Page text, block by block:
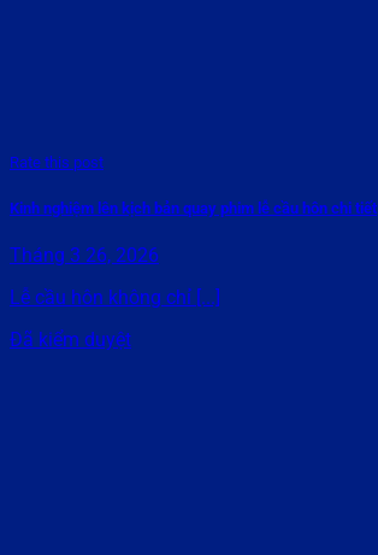
Rate this post
Kinh nghiệm lên kịch bản quay phim lễ cầu hôn chi tiết
Tháng 3 26, 2026
Lễ cầu hôn không chỉ [...]
Đã kiểm duyệt